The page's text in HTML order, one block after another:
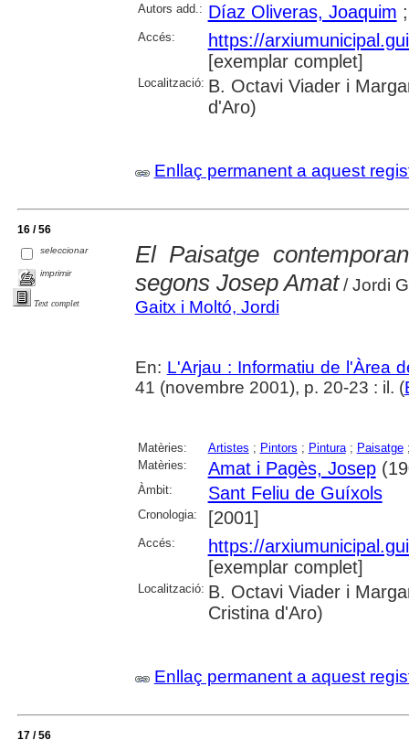
Autors add.: Díaz Oliveras, Joaquim
Accés:
https://
[exemplar complet]
Localització: B. Octavi Viader i
d'Aro)
Enllaç permanent a aquest
16 / 56
seleccionar
imprimir
Text complet
El Paisatge
segons Josep Amat/ Jordi
Gaitx i Moltó, Jordi
En: L'Arjau : Informatiu de l'Àrea
41 (novembre 2001), p. 20-23 : il. (
Matèries: Artistes ; Pintors ; Pintura; Paisatge
Matèries:
Amat i Pagès, Josep
Àmbit: Sant Feliu de Guíxols
Cronologia: [2001]
Accés:
https://
[exemplar complet]
Localització: B. Octavi Viader i
Cristina d'Aro)
Enllaç permanent a aquest
17 / 56